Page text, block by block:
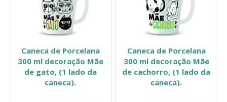
Caneca de Porcelana
300 ml decoração Mãe
de gato, (1 lado da
caneca).
Caneca de Porcelana
300 ml decoração Mãe
de cachorro, (1 lado da
caneca).